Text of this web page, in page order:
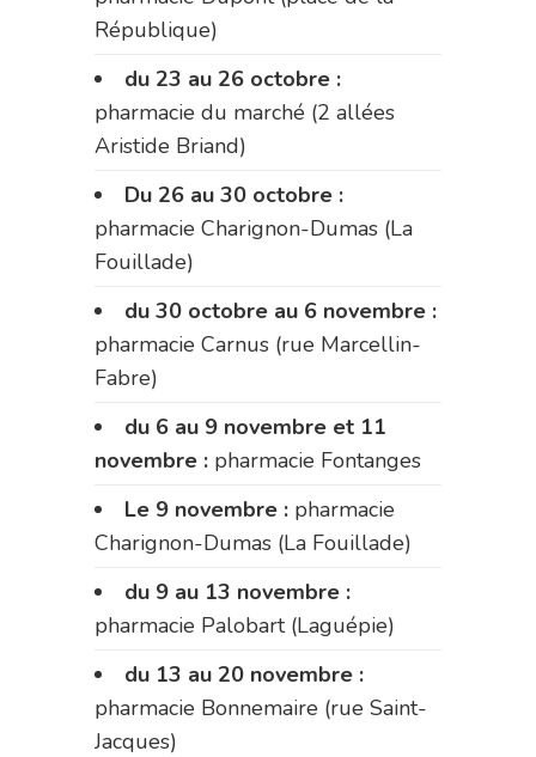
République)
du 23 au 26 octobre :
pharmacie du marché (2 allées
Aristide Briand)
Du 26 au 30 octobre :
pharmacie Charignon-Dumas (La
Fouillade)
du 30 octobre au 6 novembre :
pharmacie Carnus (rue Marcellin-
Fabre)
du 6 au 9 novembre et 11
novembre : pharmacie Fontanges
Le 9 novembre : pharmacie
Charignon-Dumas (La Fouillade)
du 9 au 13 novembre :
pharmacie Palobart (Laguépie)
du 13 au 20 novembre :
pharmacie Bonnemaire (rue Saint-
Jacques)